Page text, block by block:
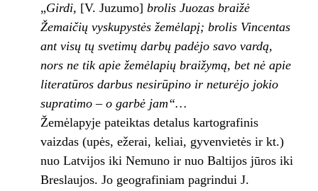
„Girdi, [V. Juzumo] brolis Juozas braižė
Žemaičių vyskupystės žemėlapį; brolis Vincentas
ant visų tų svetimų darbų padėjo savo vardą,
nors ne tik apie žemėlapių braižymą, bet nė apie
literatūros darbus nesirūpino ir neturėjo jokio
supratimo – o garbė jam“…
Žemėlapyje pateiktas detalus kartografinis
vaizdas (upės, ežerai, keliai, gyvenvietės ir kt.)
nuo Latvijos iki Nemuno ir nuo Baltijos jūros iki
Breslaujos. Jo geografiniam pagrindui J.